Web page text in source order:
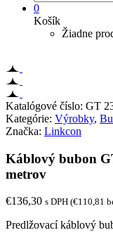
0
Košík
Žiadne
Katalógové číslo: GT
Kategórie: Výrobky,
Značka: Linkcon
Káblový bubon
metrov
€136,30 s DPH (€110,81
Predlžovací káblový